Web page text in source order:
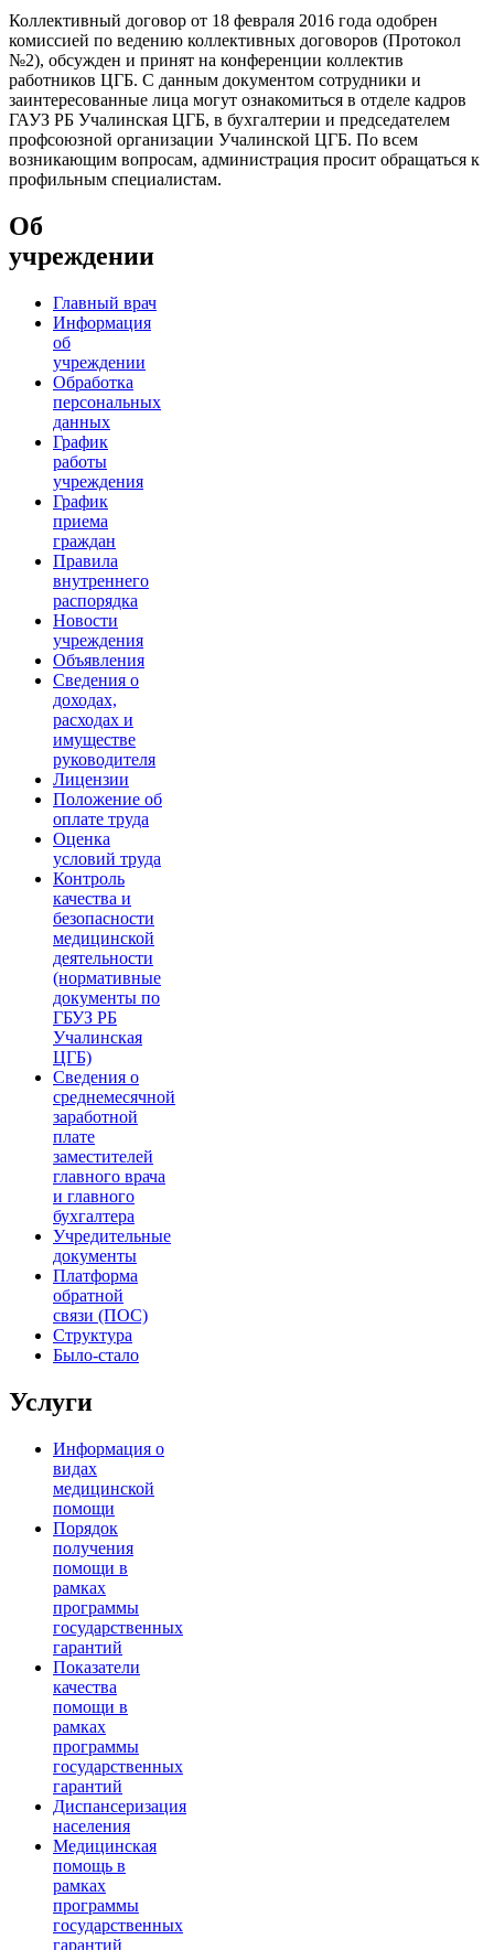
Коллективный договор от 18 февраля 2016 года одобрен
комиссией по ведению коллективных договоров (Протокол
№2), обсужден и принят на конференции коллектив
работников ЦГБ. С данным документом сотрудники и
заинтересованные лица могут ознакомиться в отделе кадров
ГАУЗ РБ Учалинская ЦГБ, в бухгалтерии и председателем
профсоюзной организации Учалинской ЦГБ. По всем
возникающим вопросам, администрация просит обращаться к
профильным специалистам.
Об
учреждении
Главный врач
Информация
об
учреждении
Обработка
персональных
данных
График
работы
учреждения
График
приема
граждан
Правила
внутреннего
распорядка
Новости
учреждения
Объявления
Сведения о
доходах,
расходах и
имуществе
руководителя
Лицензии
Положение об
оплате труда
Оценка
условий труда
Контроль
качества и
безопасности
медицинской
деятельности
(нормативные
документы по
ГБУЗ РБ
Учалинская
ЦГБ)
Сведения о
среднемесячной
заработной
плате
заместителей
главного врача
и главного
бухгалтера
Учредительные
документы
Платформа
обратной
связи (ПОС)
Структура
Было-стало
Услуги
Информация о
видах
медицинской
помощи
Порядок
получения
помощи в
рамках
программы
государственных
гарантий
Показатели
качества
помощи в
рамках
программы
государственных
гарантий
Диспансеризация
населения
Медицинская
помощь в
рамках
программы
государственных
гарантий